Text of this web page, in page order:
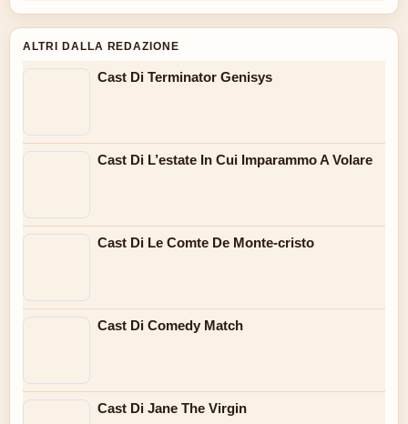
ALTRI DALLA REDAZIONE
Cast Di Terminator Genisys
Cast Di L’estate In Cui Imparammo A Volare
Cast Di Le Comte De Monte-cristo
Cast Di Comedy Match
Cast Di Jane The Virgin